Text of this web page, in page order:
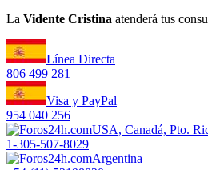
La Vidente Cristina atenderá tus
Línea Directa
806 499 281
Visa y PayPal
954 040 256
USA, Canadá, Pto.
1-305-507-8029
Argentina